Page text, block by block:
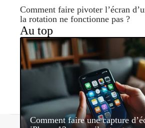
Comment faire pivoter l’écran
la rotation ne fonctionne pas ?
Au top
Comment faire une capture